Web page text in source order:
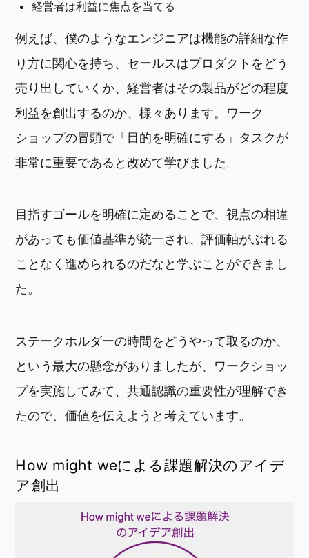
経営者は利益に焦点を当てる
例えば、僕のようなエンジニアは機能の詳細な作
り方に関心を持ち、セールスはプロダクトをどう
売り出していくか、経営者はその製品がどの程度
利益を創出するのか、様々あります。ワーク
ショップの冒頭で「目的を明確にする」タスクが
非常に重要であると改めて学びました。
目指すゴールを明確に定めることで、視点の相違
があっても価値基準が統一され、評価軸がぶれる
ことなく進められるのだなと学ぶことができまし
た。
ステークホルダーの時間をどうやって取るのか、
という最大の懸念がありましたが、ワークショッ
プを実施してみて、共通認識の重要性が理解でき
たので、価値を伝えようと考えています。
How might weによる課題解決のアイデ
ア創出